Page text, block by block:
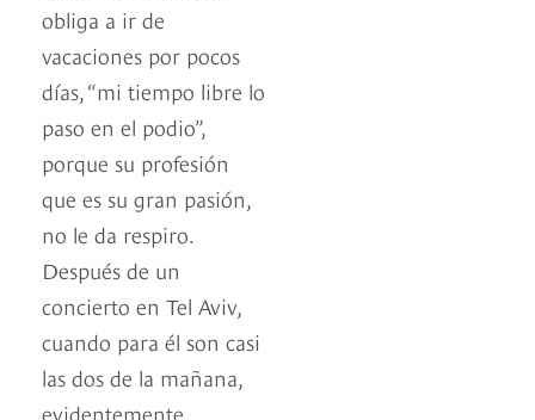
obliga a ir de
vacaciones por pocos
días, “mi tiempo libre lo
paso en el podio”,
porque su profesión
que es su gran pasión,
no le da respiro.
Después de un
concierto en Tel Aviv,
cuando para él son casi
las dos de la mañana,
evidentemente